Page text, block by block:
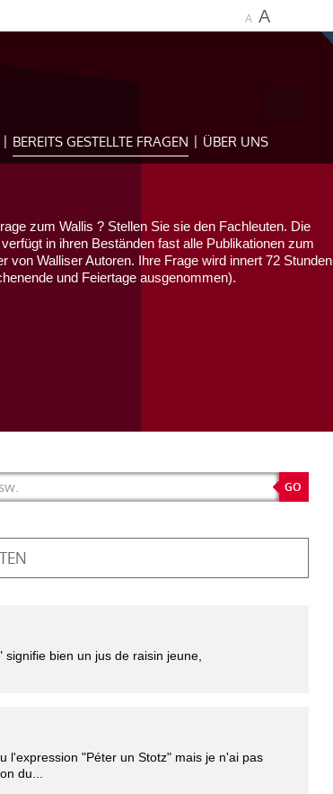
A A
BEREITS GESTELLTE FRAGEN ÜBER UNS
zum Wallis ? Stellen Sie sie den Fachleuten. Die
in ihren Beständen fast alle Publikationen zum
von Walliser Autoren. Ihre Frage wird innert 72 Stunden
und Feiertage ausgenommen).
bien un jus de raisin jeune,
l'expression "Péter un Stotz" mais je n'ai pas
du...